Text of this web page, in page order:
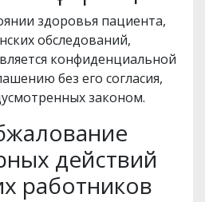
здоровья пациента,
обследований,
конфиденциальной
без его согласия,
законом.
действий
работников